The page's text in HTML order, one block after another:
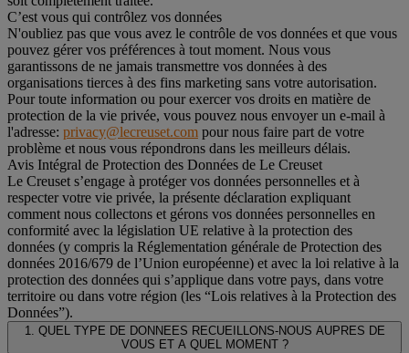
C’est vous qui contrôlez vos données
N'oubliez pas que vous avez le contrôle de vos données et que vous
pouvez gérer vos préférences à tout moment. Nous vous
garantissons de ne jamais transmettre vos données à des
organisations tierces à des fins marketing sans votre autorisation.
Pour toute information ou pour exercer vos droits en matière de
protection de la vie privée, vous pouvez nous envoyer un e-mail à
l'adresse: privacy@lecreuset.com pour nous faire part de votre
problème et nous vous répondrons dans les meilleurs délais.
Avis Intégral de Protection des Données de Le Creuset
Le Creuset s’engage à protéger vos données personnelles et à
respecter votre vie privée, la présente déclaration expliquant
comment nous collectons et gérons vos données personnelles en
conformité avec la législation UE relative à la protection des
données (y compris la Réglementation générale de Protection des
données 2016/679 de l’Union européenne) et avec la loi relative à la
protection des données qui s’applique dans votre pays, dans votre
territoire ou dans votre région (les “Lois relatives à la Protection des
Données”).
1. QUEL TYPE DE DONNEES RECUEILLONS-NOUS AUPRES DE
VOUS ET A QUEL MOMENT ?